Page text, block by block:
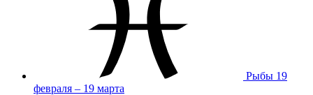
Рыбы 19
февраля – 19 марта